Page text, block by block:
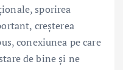
sporirea
creșterea
conexiunea pe care
de bine și ne